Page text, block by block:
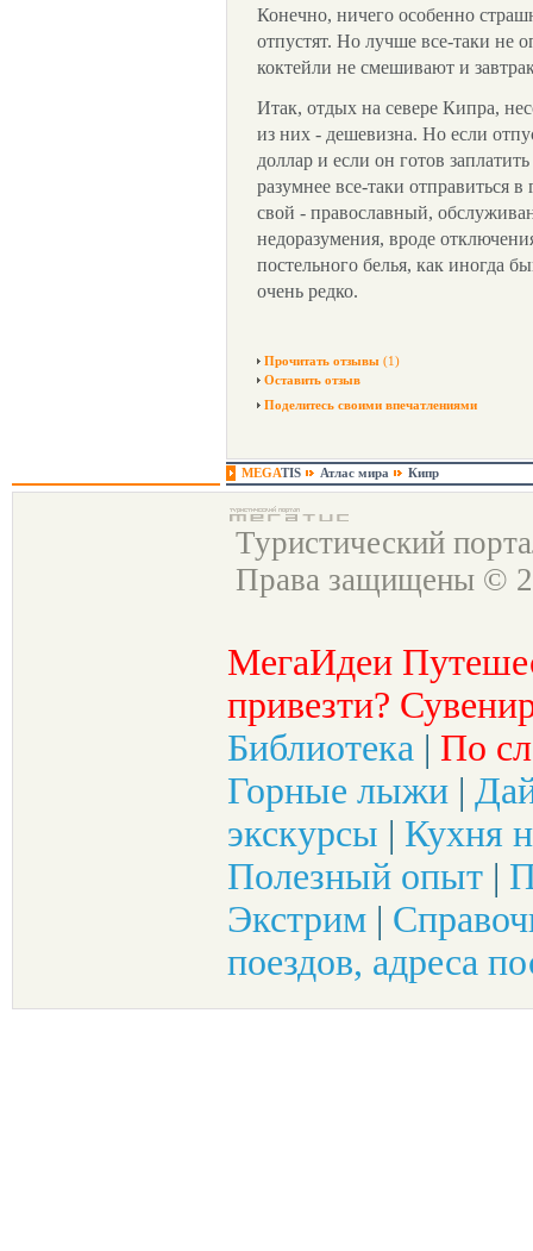
Конечно, ничего особенно
отпустят. Но лучше все-таки не
коктейли не смешивают и
Итак, отдых на севере Кипра,
из них - дешевизна. Но если
доллар и если он готов
разумнее все-таки отправиться
свой - православный,
недоразумения, вроде
постельного белья, как иногда
очень редко.
Прочитать отзывы (1)
Оставить отзыв
Поделитесь своими впечатлениями
MEGATIS Атлас мира Кипр
Туристический
Права защищены ©
МегаИдеи
привезти?
Библиотека | По
Горные лыжи |
экскурсы | Кухня
Полезный опыт |
Экстрим |
поездов, адреса